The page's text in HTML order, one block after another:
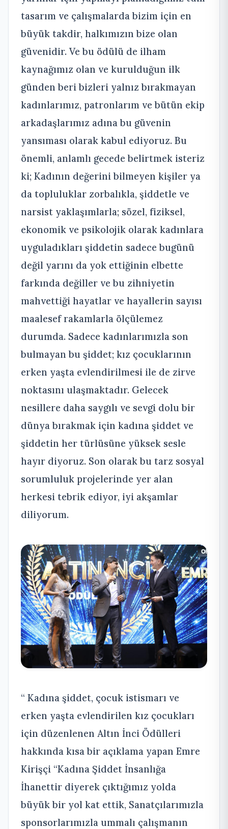
tasarım ve çalışmalarda bizim için en
büyük takdir, halkımızın bize olan
güvenidir. Ve bu ödülü de ilham
kaynağımız olan ve kurulduğun ilk
günden beri bizleri yalnız bırakmayan
kadınlarımız, patronlarım ve bütün ekip
arkadaşlarımız adına bu güvenin
yansıması olarak kabul ediyoruz. Bu
önemli, anlamlı gecede belirtmek isteriz
ki; Kadının değerini bilmeyen kişiler ya
da topluluklar zorbalıkla, şiddetle ve
narsist yaklaşımlarla; sözel, fiziksel,
ekonomik ve psikolojik olarak kadınlara
uyguladıkları şiddetin sadece bugünü
değil yarını da yok ettiğinin elbette
farkında değiller ve bu zihniyetin
mahvettiği hayatlar ve hayallerin sayısı
maalesef rakamlarla ölçülemez
durumda. Sadece kadınlarımızla son
bulmayan bu şiddet; kız çocuklarının
erken yaşta evlendirilmesi ile de zirve
noktasını ulaşmaktadır. Gelecek
nesillere daha saygılı ve sevgi dolu bir
dünya bırakmak için kadına şiddet ve
şiddetin her türlüsüne yüksek sesle
hayır diyoruz. Son olarak bu tarz sosyal
sorumluluk projelerinde yer alan
herkesi tebrik ediyor, iyi akşamlar
diliyorum.
“ Kadına şiddet, çocuk istismarı ve
erken yaşta evlendirilen kız çocukları
için düzenlenen Altın İnci Ödülleri
hakkında kısa bir açıklama yapan Emre
Kirişçi “Kadına Şiddet İnsanlığa
İhanettir diyerek çıktığımız yolda
büyük bir yol kat ettik, Sanatçılarımızla
sponsorlarımızla ummalı çalışmanın